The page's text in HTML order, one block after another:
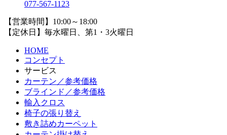
077-567-1123
【営業時間】10:00～18:00
【定休日】毎水曜日、第1・3火曜日
HOME
コンセプト
サービス
カーテン／参考価格
ブラインド／参考価格
輸入クロス
椅子の張り替え
敷き詰めカーペット